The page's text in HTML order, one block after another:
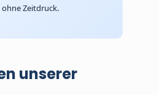
Zeitdruck.
unserer